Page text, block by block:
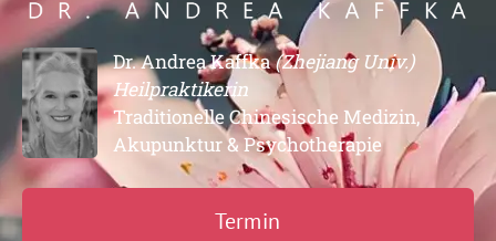
Dr. Andrea Kaffka(Zhejiang Univ.)
Heilpraktikerin
Traditionelle Chinesische Medizin,
Akupunktur & Psychotherapie
Termin